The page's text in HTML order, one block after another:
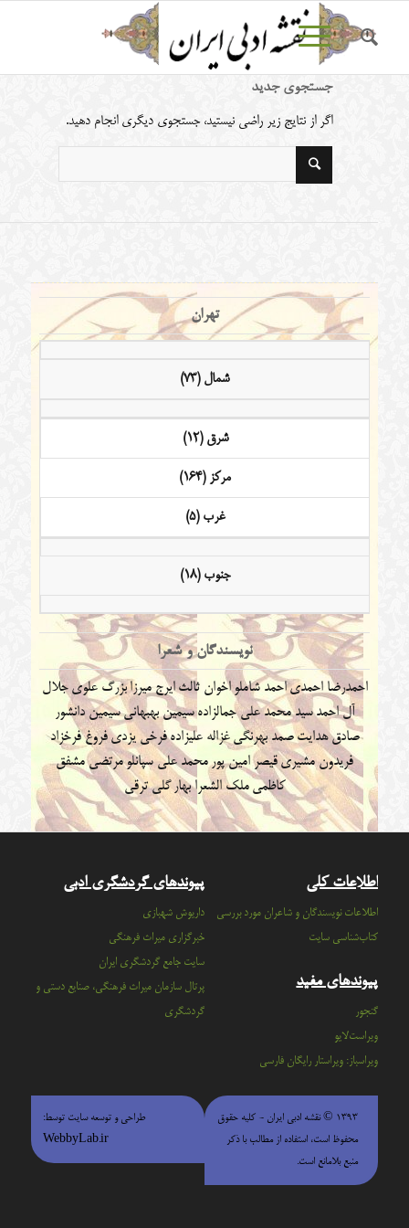
جستجوی جدید
اگر از نتایج زیر راضی نیستید، جستجوی دیگری انجام دهید.
تهران
شمال (73)
شرق (12)
مرکز (164)
غرب (5)
جنوب (18)
نویسندگان و شعرا
احمدرضا احمدیاحمد شاملو اخوان ثالث ایرج میرزابزرگ علوی جلال
آل احمدسید محمد علی جمالزادهسیمین بهبهانیسیمین دانشور
صادق هدایتصمد بهرنگی غزاله علیزادهفرخی یزدی فروغ فرخزاد
فریدون مشیری قیصر امین پور محمد علی سپانلومرتضی مشفق
کاظمی ملک الشعرا بهار گلی ترقی
اطلاعات کلی
اطلاعات نویسندگان و شاعران مورد بررسی
کتاب‌شناسی سایت
پیوندهای مفید
گنجور
ویراست‌لایو
ویراسباز: ویراستار رایگان فارسی
پیوندهای گردشگری ادبی
داریوش شهبازی
خبرگزاری میراث فرهنگی
سايت جامع گردشگري ايران
پرتال سازمان ميراث فرهنگي، صنايع دستي و
گردشگري
۱۳۹۳ © نقشه ادبی ایران - كليه حقوق
محفوظ است، استفاده از مطالب با ذكر
منبع بلامانع است.
طراحی و توسعه سایت توسط:
WebbyLab.ir